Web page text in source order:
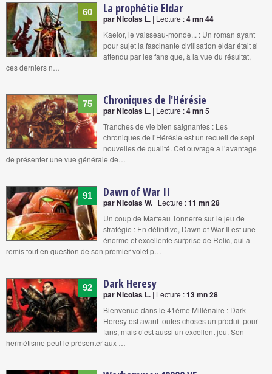
60 La prophétie Eldar
par Nicolas L. | Lecture :4 mn 44
Kaelor, le vaisseau-monde... : Un roman ayant
pour sujet la fascinante civilisation eldar était si
attendu par les fans que, à la vue du résultat,
ces derniers n…
75 Chroniques de l'Hérésie
par Nicolas L. | Lecture :4 mn 5
Tranches de vie bien saignantes : Les
chroniques de l’Hérésie est un recueil de sept
nouvelles de qualité. Cet ouvrage a l’avantage
de présenter une vue générale de…
91 Dawn of War II
par Nicolas W. | Lecture :11 mn 28
Un coup de Marteau Tonnerre sur le jeu de
stratégie : En définitive, Dawn of War II est une
énorme et excellente surprise de Relic, qui a
remis tout en question de son premier volet p…
92 Dark Heresy
par Nicolas L. | Lecture :13 mn 28
Bienvenue dans le 41ème Millénaire : Dark
Heresy est avant toutes choses un produit pour
fans, mais c’est aussi un excellent jeu. Son
hermétisme peut le présenter aux …